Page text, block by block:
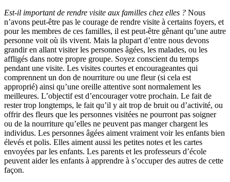
Est-il important de rendre visite aux familles chez elles ? Nous
n’avons peut-être pas le courage de rendre visite à certains foyers, et
pour les membres de ces familles, il est peut-être gênant qu’une autre
personne voit où ils vivent. Mais la plupart d’entre nous devons
grandir en allant visiter les personnes âgées, les malades, ou les
affligés dans notre propre groupe. Soyez conscient du temps
pendant une visite. Les visites courtes et encourageantes qui
comprennent un don de nourriture ou une fleur (si cela est
approprié) ainsi qu’une oreille attentive sont normalement les
meilleures. L’objectif est d’encourager votre prochain. Le fait de
rester trop longtemps, le fait qu’il y ait trop de bruit ou d’activité, ou
offrir des fleurs que les personnes visitées ne pourront pas soigner
ou de la nourriture qu’elles ne peuvent pas manger chargent les
individus. Les personnes âgées aiment vraiment voir les enfants bien
élevés et polis. Elles aiment aussi les petites notes et les cartes
envoyées par les enfants. Les parents et les professeurs d’école
peuvent aider les enfants à apprendre à s’occuper des autres de cette
façon.